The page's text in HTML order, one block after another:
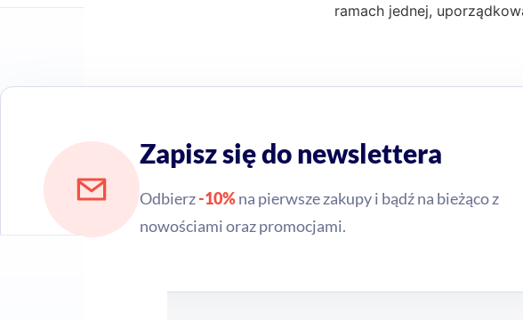
ramach jednej,
Zapisz się do newslettera
Odbierz-10%na pierwsze zakupy i bądź na bieżąco z
nowościami oraz promocjami.